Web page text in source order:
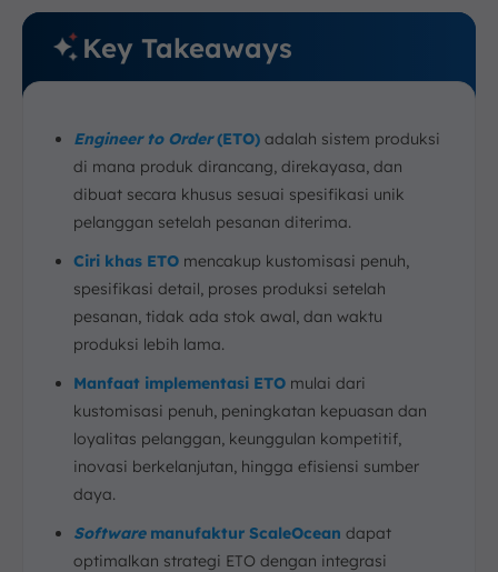
Kesimpulan
Key Takeaways
Engineer to Order(ETO) adalah sistem produksi
di mana produk dirancang, direkayasa, dan
dibuat secara khusus sesuai spesifikasi unik
pelanggan setelah pesanan diterima.
Ciri khas ETO mencakup kustomisasi penuh,
spesifikasi detail, proses produksi setelah
pesanan, tidak ada stok awal, dan waktu
produksi lebih lama.
Manfaat implementasi ETO mulai dari
kustomisasi penuh, peningkatan kepuasan dan
loyalitas pelanggan, keunggulan kompetitif,
inovasi berkelanjutan, hingga efisiensi sumber
daya.
Softwaremanufaktur ScaleOcean dapat
optimalkan strategi ETO dengan integrasi